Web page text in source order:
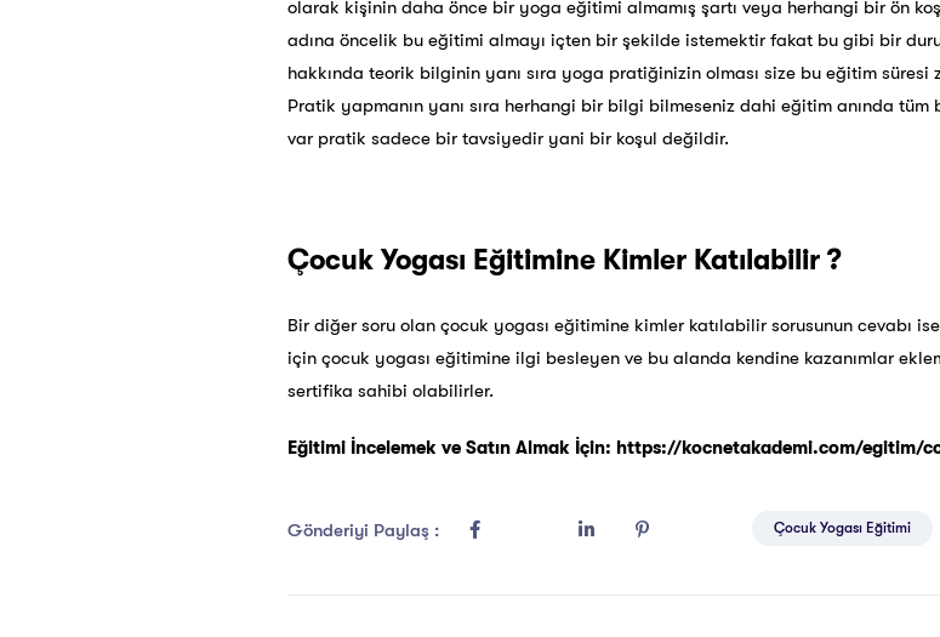
olarak kişinin daha önce bir yoga eğitimi almamış şartı veya herhangi bir ön
adına öncelik bu eğitimi almayı içten bir şekilde istemektir fakat bu gibi bir
hakkında teorik bilginin yanı sıra yoga pratiğinizin olması size bu eğitim
Pratik yapmanın yanı sıra herhangi bir bilgi bilmeseniz dahi eğitim anında
var pratik sadece bir tavsiyedir yani bir koşul değildir.
Çocuk Yogası Eğitimine Kimler Katılabilir ?
Bir diğer soru olan çocuk yogası eğitimine kimler katılabilir sorusunun cevabı
için çocuk yogası eğitimine ilgi besleyen ve bu alanda kendine kazanımlar
sertifika sahibi olabilirler.
Eğitimi İncelemek ve Satın Almak İçin: https://kocnetakademi.com/egitim/
Gönderiyi Paylaş : Çocuk Yogası Eğitimi